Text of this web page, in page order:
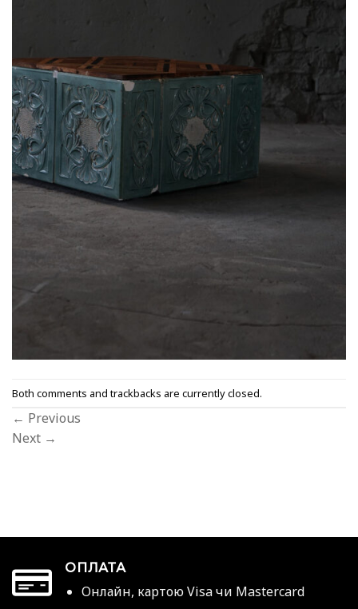
Both comments and trackbacks are currently closed.
← Previous
Next →
ОПЛАТА
Онлайн, картою Visa чи Mastercard